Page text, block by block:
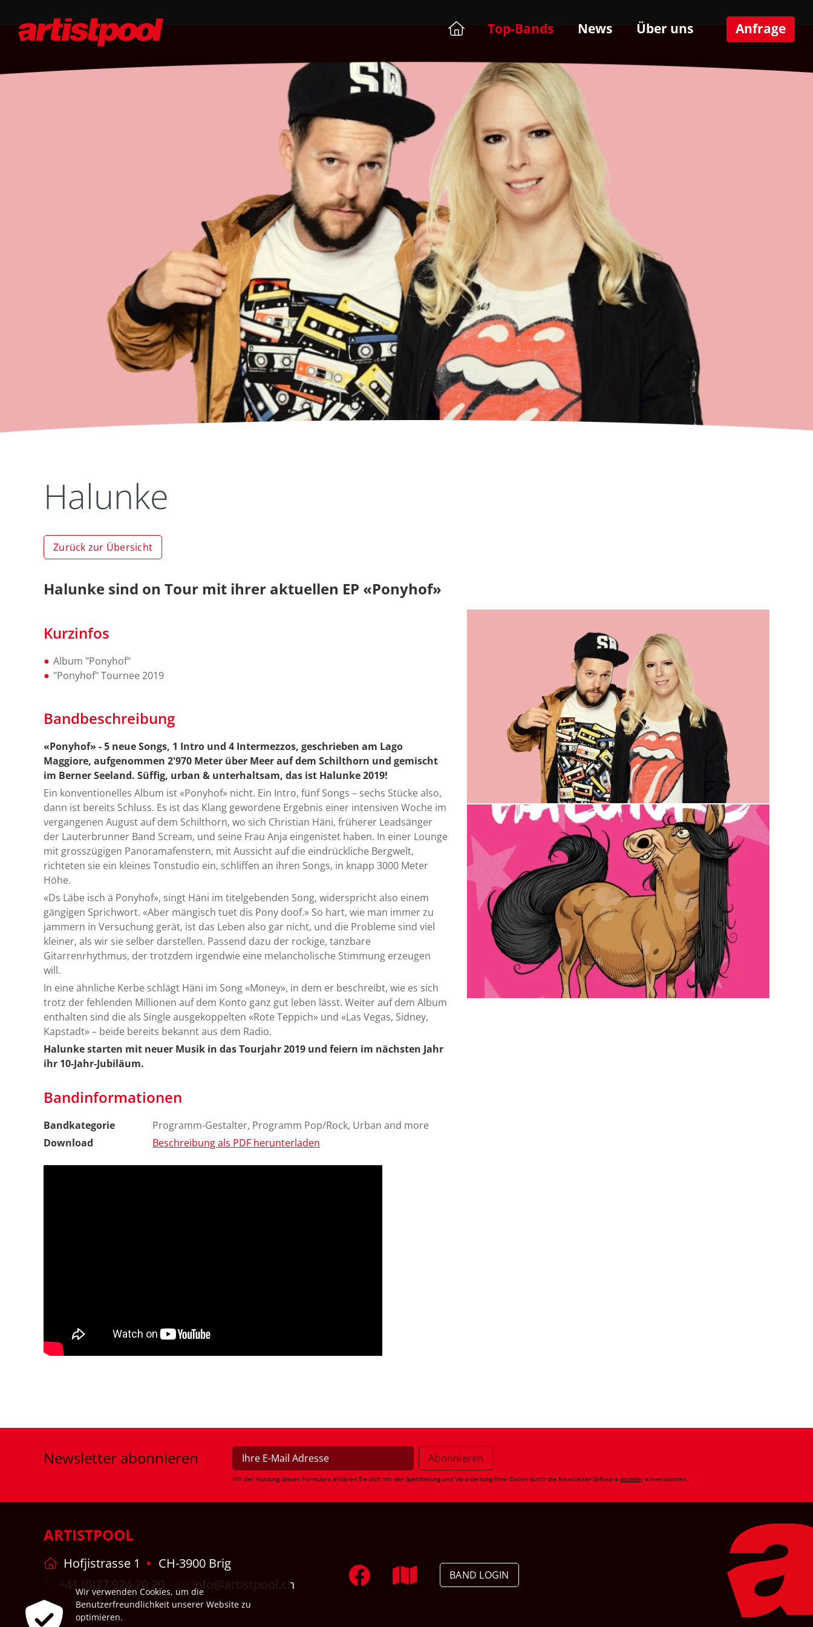
Top-Bands News Über uns Anfrage
Halunke
Zurück zur Übersicht
Halunke sind on Tour mit ihrer aktuellen EP «Ponyhof»
Kurzinfos
Album "Ponyhof"
"Ponyhof" Tournee 2019
Bandbeschreibung
«Ponyhof» - 5 neue Songs, 1 Intro und 4 Intermezzos, geschrieben am Lago
Maggiore, aufgenommen 2'970 Meter über Meer auf dem Schilthorn und gemischt
im Berner Seeland. Süffig, urban & unterhaltsam, das ist Halunke 2019!
Ein konventionelles Album ist «Ponyhof» nicht. Ein Intro, fünf Songs – sechs Stücke also,
dann ist bereits Schluss. Es ist das Klang gewordene Ergebnis einer intensiven Woche im
vergangenen August auf dem Schilthorn, wo sich Christian Häni, früherer Lead­sänger
der Lauterbrunner Band Scream, und seine Frau Anja eingenistet haben. In einer Lounge
mit grosszügigen Panoramafenstern, mit Aussicht auf die eindrückliche Bergwelt,
richteten sie ein kleines Tonstudio ein, schliffen an ihren Songs, in knapp 3000 Meter
Höhe.
«Ds Läbe isch ä Ponyhof», singt Häni im titelgebenden Song, widerspricht also einem
gängigen Sprichwort. «Aber mängisch tuet dis Pony doof.» So hart, wie man immer zu
jammern in Versuchung gerät, ist das Leben also gar nicht, und die Probleme sind viel
kleiner, als wir sie selber darstellen. Passend dazu der rockige, tanzbare
Gitarrenrhythmus, der trotzdem irgendwie eine melancholische Stimmung erzeugen
will.
In eine ähnliche Kerbe schlägt Häni im Song «Money», in dem er beschreibt, wie es sich
trotz der fehlenden Millionen auf dem Konto ganz gut leben lässt. Weiter auf dem Album
enthalten sind die als Single ausgekoppelten «Rote Teppich» und «Las Vegas, Sidney,
Kapstadt» – beide bereits bekannt aus dem Radio.
Halunke starten mit neuer Musik in das Tourjahr 2019 und feiern im nächsten Jahr
ihr 10-Jahr-Jubiläum.
Bandinformationen
Bandkategorie
Programm-Gestalter, Programm Pop/Rock, Urban and more
Download
Beschreibung als PDF herunterladen
Newsletter abonnieren
Mit der Nutzung dieses Formulars erklären Sie sich mit der Speicherung und Verarbeitung Ihrer Daten durch die Newsletter-Software dodeley einverstanden.
ARTISTPOOL
Hofjistrasse 1
CH-3900 Brig
+41 (0)27 924 20 20
info@artistpool.ch
BAND LOGIN
Wir verwenden Cookies, um die
Benutzerfreundlichkeit unserer Website zu
optimieren.